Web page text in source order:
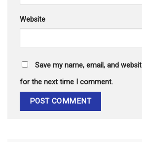
Website
Save my name, email, and
for the next time I comment.